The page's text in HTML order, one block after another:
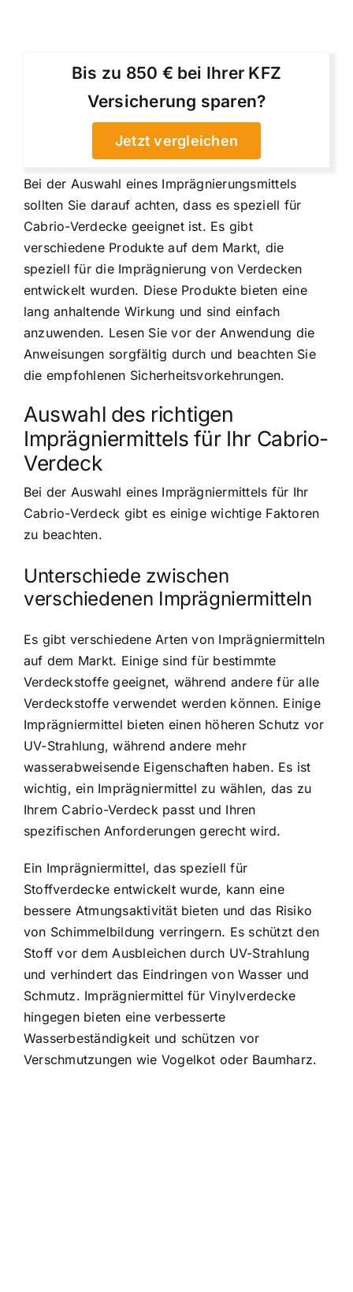
Bis zu 850 € bei Ihrer KFZ
Versicherung sparen?
Jetzt vergleichen
Bei der Auswahl eines Imprägnierungsmittels
sollten Sie darauf achten, dass es speziell für
Cabrio-Verdecke geeignet ist. Es gibt
verschiedene Produkte auf dem Markt, die
speziell für die Imprägnierung von Verdecken
entwickelt wurden. Diese Produkte bieten eine
lang anhaltende Wirkung und sind einfach
anzuwenden. Lesen Sie vor der Anwendung die
Anweisungen sorgfältig durch und beachten Sie
die empfohlenen Sicherheitsvorkehrungen.
Auswahl des richtigen
Imprägniermittels für Ihr Cabrio-
Verdeck
Bei der Auswahl eines Imprägniermittels für Ihr
Cabrio-Verdeck gibt es einige wichtige Faktoren
zu beachten.
Unterschiede zwischen
verschiedenen Imprägniermitteln
Es gibt verschiedene Arten von Imprägniermitteln
auf dem Markt. Einige sind für bestimmte
Verdeckstoffe geeignet, während andere für alle
Verdeckstoffe verwendet werden können. Einige
Imprägniermittel bieten einen höheren Schutz vor
UV-Strahlung, während andere mehr
wasserabweisende Eigenschaften haben. Es ist
wichtig, ein Imprägniermittel zu wählen, das zu
Ihrem Cabrio-Verdeck passt und Ihren
spezifischen Anforderungen gerecht wird.
Ein Imprägniermittel, das speziell für
Stoffverdecke entwickelt wurde, kann eine
bessere Atmungsaktivität bieten und das Risiko
von Schimmelbildung verringern. Es schützt den
Stoff vor dem Ausbleichen durch UV-Strahlung
und verhindert das Eindringen von Wasser und
Schmutz. Imprägniermittel für Vinylverdecke
hingegen bieten eine verbesserte
Wasserbeständigkeit und schützen vor
Verschmutzungen wie Vogelkot oder Baumharz.